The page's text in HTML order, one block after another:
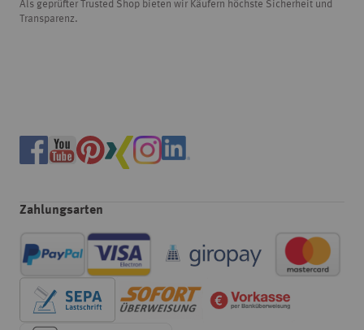
Als geprüfter Trusted Shop bieten wir Käufern höchste Sicherheit und
Transparenz.
Zahlungsarten